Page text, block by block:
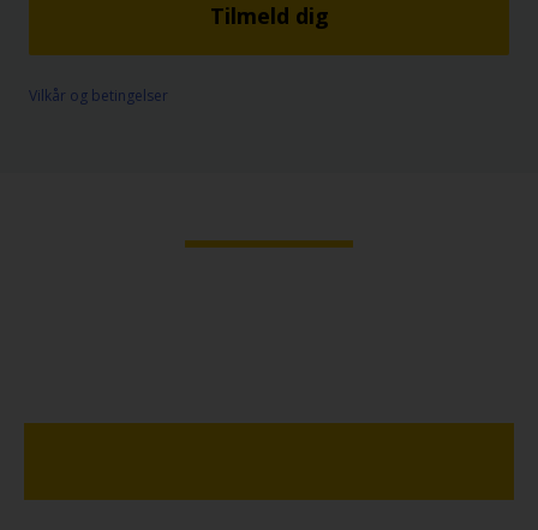
Tilmeld dig
Vilkår og betingelser